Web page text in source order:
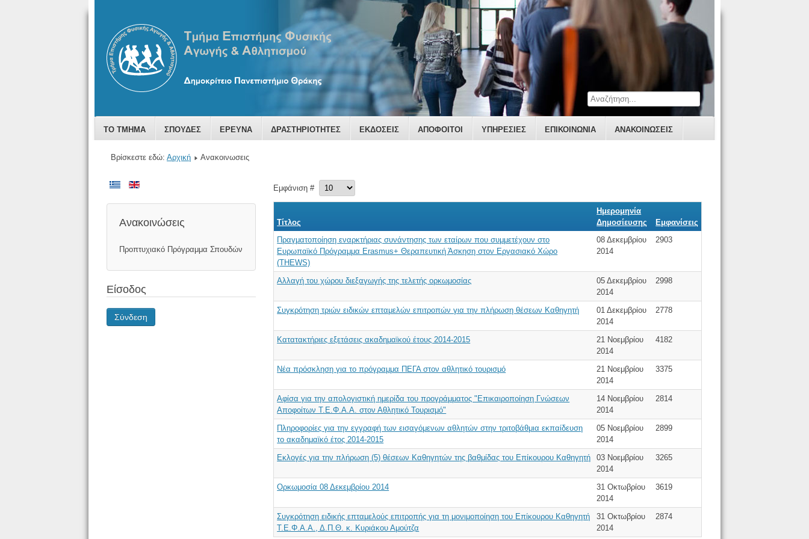
ΤΟ ΤΜΗΜΑ ΣΠΟΥΔΕΣ ΕΡΕΥΝΑ ΔΡΑΣΤΗΡΙΟΤΗΤΕΣ ΕΚΔΟΣΕΙΣ ΑΠΟΦΟΙΤΟΙ ΥΠΗΡΕΣΙΕΣ ΕΠΙΚΟΙΝΩΝΊΑ ΑΝΑΚΟΙΝΩΣΕΙΣ
Βρίσκεστε εδώ: Αρχική Ανακοινωσεις
Ανακοινώσεις
Προπτυχιακό Πρόγραμμα Σπουδών
Είσοδος
Σύνδεση
Εμφάνιση #
Τίτλος
Ημερομηνία
Δημοσίευσης
Εμφανίσεις
Πραγματοποίηση εναρκτήριας συνάντησης των εταίρων που συμμετέχουν στο
Ευρωπαϊκό Πρόγραμμα Erasmus+ Θεραπευτική Άσκηση στον Εργασιακό Χώρο
(THEWS)
08 Δεκεμβρίου
2014
2903
Αλλαγή του χώρου διεξαγωγής της τελετής ορκωμοσίας
05 Δεκεμβρίου
2014
2998
Συγκρότηση τριών ειδικών επταμελών επιτροπών για την πλήρωση θέσεων Καθηγητή
01 Δεκεμβρίου
2014
2778
Κατατακτήριες εξετάσεις ακαδημαϊκού έτους 2014-2015
21 Νοεμβρίου
2014
4182
Νέα πρόσκληση για το πρόγραμμα ΠΕΓΑ στον αθλητικό τουρισμό
21 Νοεμβρίου
2014
3375
Αφίσα για την απολογιστική ημερίδα του προγράμματος "Επικαιροποίηση Γνώσεων
Αποφοίτων Τ.Ε.Φ.Α.Α. στον Αθλητικό Τουρισμό"
14 Νοεμβρίου
2014
2814
Πληροφορίες για την εγγραφή των εισαγόμενων αθλητών στην τριτοβάθμια εκπαίδευση
το ακαδημαϊκό έτος 2014-2015
05 Νοεμβρίου
2014
2899
Εκλογές για την πλήρωση (5) θέσεων Καθηγητών της βαθμίδας του Επίκουρου Καθηγητή
03 Νοεμβρίου
2014
3265
Ορκωμοσία 08 Δεκεμβρίου 2014
31 Οκτωβρίου
2014
3619
Συγκρότηση ειδικής επταμελούς επιτροπής για τη μονιμοποίηση του Επίκουρου Καθηγητή
Τ.Ε.Φ.Α.Α., Δ.Π.Θ. κ. Κυριάκου Αμούτζα
31 Οκτωβρίου
2014
2874